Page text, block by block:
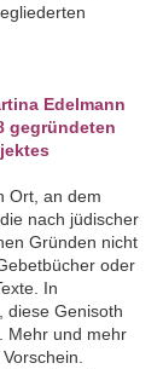
Edelmann
gegründeten
Ort, an dem
nach jüdischer
Gründen nicht
oder
In
diese Genisoth
Mehr und mehr